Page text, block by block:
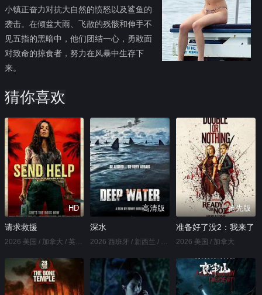
小镇正奋力对抗大自然的愤怒以及鲨鱼的
袭击。在倾盆大雨、飞散的残骸和伸手不
见五指的黑暗中，他们团结一心，勇敢面
对致命的掠食者，努力在风暴中生存下
来。
猜你喜欢
HD
请求救援
2026 美国 / 加拿大 / 英国 / 澳大利亚 / 泰国
高清版
深水
2026 西班牙 / 新西兰 / 美国 / 大陆
抢先版
准备好了没2：我来了
2026 美国 / 加拿大